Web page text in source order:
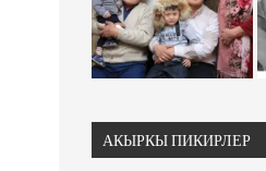
АКЫРКЫ ПИКИРЛЕР